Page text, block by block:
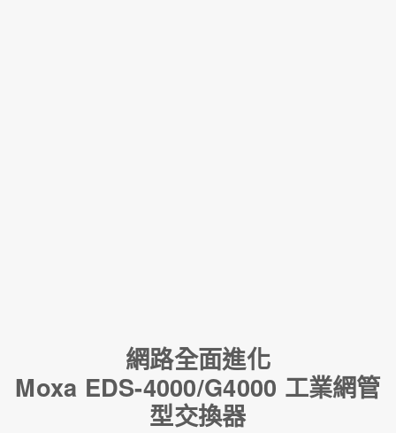
網路全面進化
Moxa EDS-4000/G4000 工業網管
型交換器